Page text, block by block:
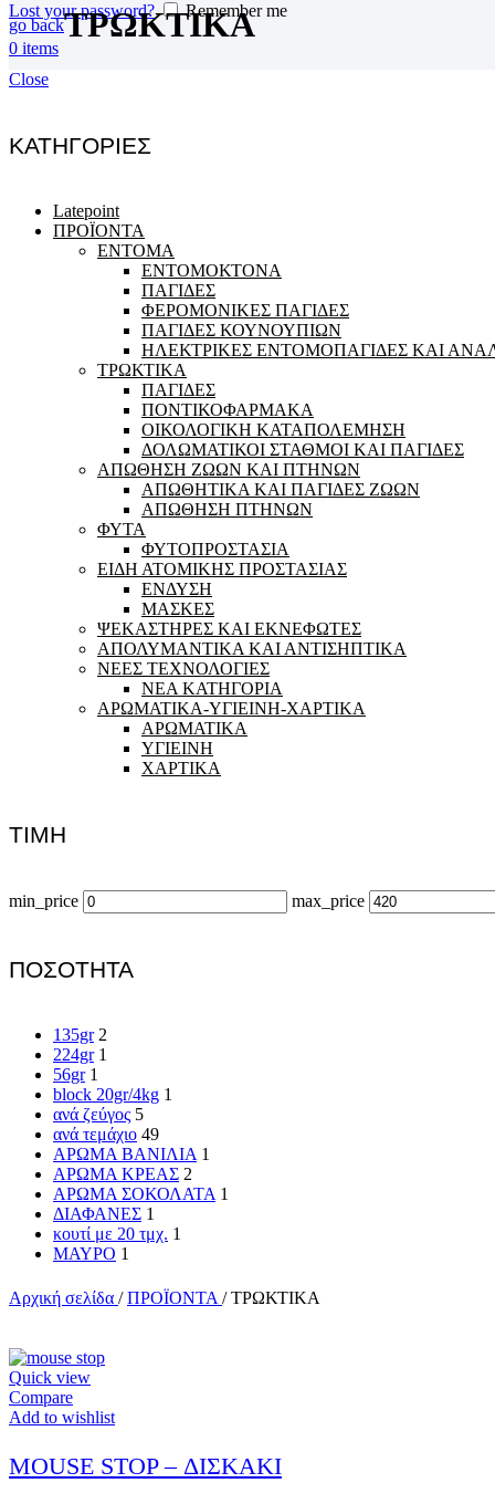
Lost your password?
Remember me
0 items
go backΤΡΩΚΤΙΚΑ
Close
ΚΑΤΗΓΟΡΙΕΣ
Latepoint
ΠΡΟΪΟΝΤΑ
ΕΝΤΟΜΑ
ΕΝΤΟΜΟΚΤΟΝΑ
ΠΑΓΙΔΕΣ
ΦΕΡΟΜΟΝΙΚΕΣ ΠΑΓΙΔΕΣ
ΠΑΓΙΔΕΣ ΚΟΥΝΟΥΠΙΩΝ
ΗΛΕΚΤΡΙΚΕΣ ΕΝΤΟΜΟΠΑΓΙΔΕΣ ΚΑΙ
ΤΡΩΚΤΙΚΑ
ΠΑΓΙΔΕΣ
ΠΟΝΤΙΚΟΦΑΡΜΑΚΑ
ΟΙΚΟΛΟΓΙΚΗ ΚΑΤΑΠΟΛΕΜΗΣΗ
ΔΟΛΩΜΑΤΙΚΟΙ ΣΤΑΘΜΟΙ ΚΑΙ ΠΑΓΙΔΕΣ
ΑΠΩΘΗΣΗ ΖΩΩΝ ΚΑΙ ΠΤΗΝΩΝ
ΑΠΩΘΗΤΙΚΑ ΚΑΙ ΠΑΓΙΔΕΣ ΖΩΩΝ
ΑΠΩΘΗΣΗ ΠΤΗΝΩΝ
ΦΥΤΑ
ΦΥΤΟΠΡΟΣΤΑΣΙΑ
ΕΙΔΗ ΑΤΟΜΙΚΗΣ ΠΡΟΣΤΑΣΙΑΣ
ΕΝΔΥΣΗ
ΜΑΣΚΕΣ
ΨΕΚΑΣΤΗΡΕΣ ΚΑΙ ΕΚΝΕΦΩΤΕΣ
ΑΠΟΛΥΜΑΝΤΙΚΑ ΚΑΙ ΑΝΤΙΣΗΠΤΙΚΑ
ΝΕΕΣ ΤΕΧΝΟΛΟΓΙΕΣ
ΝΕΑ ΚΑΤΗΓΟΡΙΑ
ΑΡΩΜΑΤΙΚΑ-ΥΓΙΕΙΝΗ-ΧΑΡΤΙΚΑ
ΑΡΩΜΑΤΙΚΑ
ΥΓΙΕΙΝΗ
ΧΑΡΤΙΚΑ
ΤΙΜΗ
min_price max_price
ΠΟΣΟΤΗΤΑ
135gr 2
224gr 1
56gr 1
block 20gr/4kg 1
ανά ζεύγος 5
ανά τεμάχιο 49
ΑΡΩΜΑ ΒΑΝΙΛΙΑ 1
ΑΡΩΜΑ ΚΡΕΑΣ 2
ΑΡΩΜΑ ΣΟΚΟΛΑΤΑ 1
ΔΙΑΦΑΝΕΣ 1
κουτί με 20 τμχ. 1
ΜΑΥΡΟ 1
Αρχική σελίδα / ΠΡΟΪΟΝΤΑ / ΤΡΩΚΤΙΚΑ
Quick view
Compare
Add to wishlist
MOUSE STOP – ΔΙΣΚΑΚΙ